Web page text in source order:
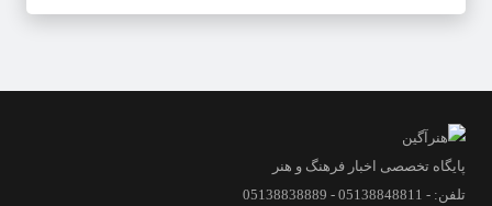
پایگاه تخصصی اخبار فرهنگ و هنر
تلفن: - 05138848811 - 05138838889